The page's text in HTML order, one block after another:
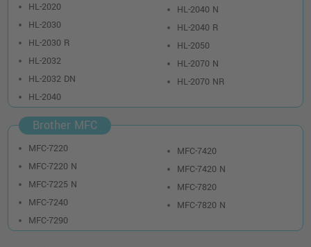
HL-2020
HL-2030
HL-2030 R
HL-2032
HL-2032 DN
HL-2040
HL-2040 N
HL-2040 R
HL-2050
HL-2070 N
HL-2070 NR
Brother MFC
MFC-7220
MFC-7220 N
MFC-7225 N
MFC-7240
MFC-7290
MFC-7420
MFC-7420 N
MFC-7820
MFC-7820 N